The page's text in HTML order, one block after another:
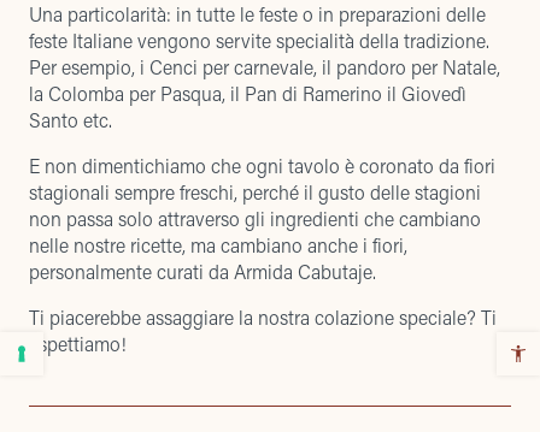
Una particolarità: in tutte le feste o in preparazioni delle
feste Italiane vengono servite specialità della tradizione.
Per esempio, i Cenci per carnevale, il pandoro per Natale,
la Colomba per Pasqua, il Pan di Ramerino il Giovedì
Santo etc.
E non dimentichiamo che ogni tavolo è coronato da fiori
stagionali sempre freschi, perché il gusto delle stagioni
non passa solo attraverso gli ingredienti che cambiano
nelle nostre ricette, ma cambiano anche i fiori,
personalmente curati da Armida Cabutaje.
Ti piacerebbe assaggiare la nostra colazione speciale? Ti
aspettiamo!